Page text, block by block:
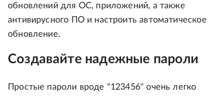
обновлений для ОС, приложений, а также
антивирусного ПО и настроить автоматическое
обновление.
Создавайте надежные пароли
Простые пароли вроде "123456" очень легко